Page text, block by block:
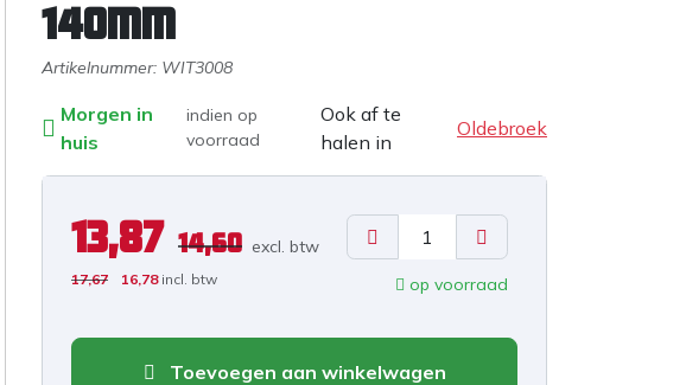
140mm
Artikelnummer: WIT3008
Morgen in
huis
indien op
voorraad
Ook af te
halen in
Oldebroek
13,87 14,60 excl. btw
17,67 16,78 incl. btw op voorraad
Toevoegen aan winkelwagen